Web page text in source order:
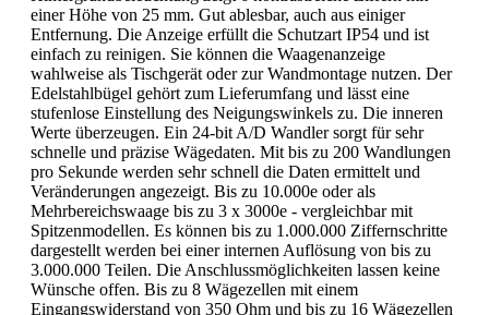
einer Höhe von 25 mm. Gut ablesbar, auch aus einiger
Entfernung. Die Anzeige erfüllt die Schutzart IP54 und ist
einfach zu reinigen. Sie können die Waagenanzeige
wahlweise als Tischgerät oder zur Wandmontage nutzen. Der
Edelstahlbügel gehört zum Lieferumfang und lässt eine
stufenlose Einstellung des Neigungswinkels zu. Die inneren
Werte überzeugen. Ein 24-bit A/D Wandler sorgt für sehr
schnelle und präzise Wägedaten. Mit bis zu 200 Wandlungen
pro Sekunde werden sehr schnell die Daten ermittelt und
Veränderungen angezeigt. Bis zu 10.000e oder als
Mehrbereichswaage bis zu 3 x 3000e - vergleichbar mit
Spitzenmodellen. Es können bis zu 1.000.000 Ziffernschritte
dargestellt werden bei einer internen Auflösung von bis zu
3.000.000 Teilen. Die Anschlussmöglichkeiten lassen keine
Wünsche offen. Bis zu 8 Wägezellen mit einem
Eingangswiderstand von 350 Ohm und bis zu 16 Wägezellen